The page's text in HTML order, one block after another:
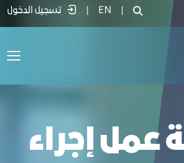
ضريبة القيمة المضافة
EN تسجيل الدخول
عمل إجراء